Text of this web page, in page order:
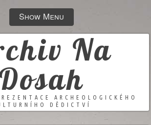
Show Menu
Na
ARCHEOLOGICKÉHO
DĚDICTVÍ